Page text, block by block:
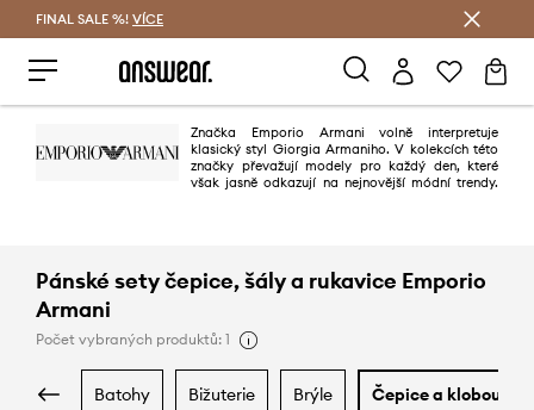
FINAL SALE %! VÍCE
Značka Emporio Armani volně interpretuje
klasický styl Giorgia Armaniho. V kolekcích této
značky převažují modely pro každý den, které
však jasně odkazují na nejnovější módní trendy.
Pánské sety čepice, šály a rukavice Emporio
Armani
Počet vybraných produktů: 1
batohy bižuterie brýle čepice a klobouky